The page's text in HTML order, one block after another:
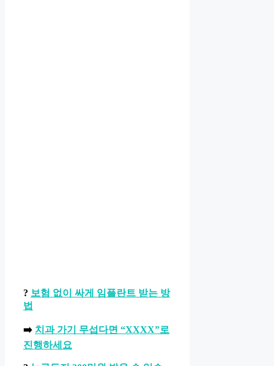
? 보험 없이 싸게 임플란트 받는 방
법
➡️ 치과 가기 무섭다면 “XXXX”로
진행하세요